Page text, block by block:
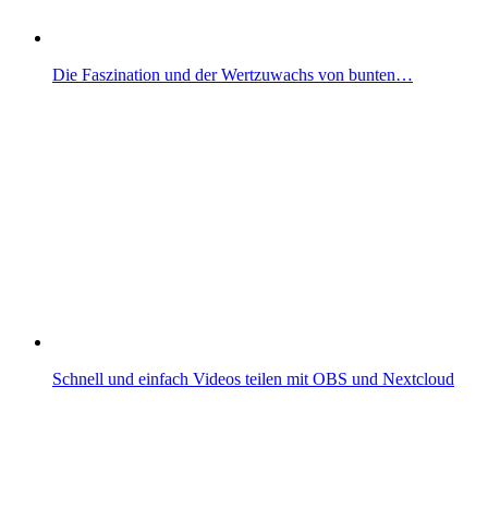
Die Faszination und der Wertzuwachs von bunten…
Schnell und einfach Videos teilen mit OBS und Nextcloud